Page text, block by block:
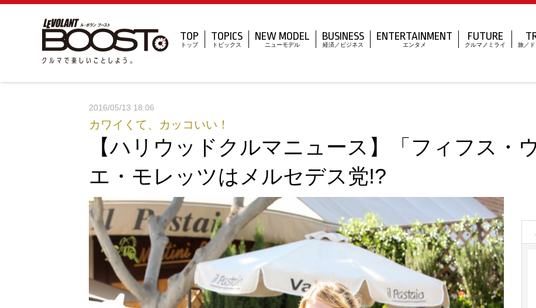
TOP
トップ
TOPICS
トピックス
NEW MODEL
ニューモデル
BUSINESS
経済／ビジネス
ENTERTAINMENT
エンタメ
FUTURE
クルマノミライ 旅／
2016/05/13 18:06
カワイくて、カッコいい！
【ハリウッドクルマニュース】「フィフス・
エ・モレッツはメルセデス党!?